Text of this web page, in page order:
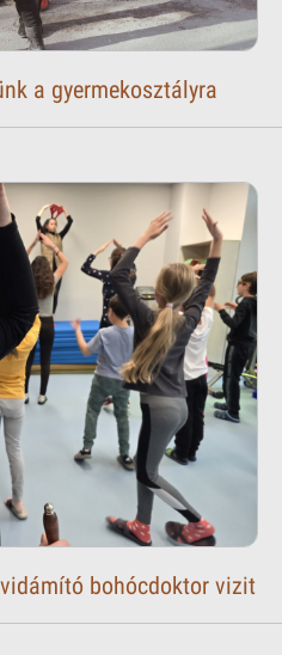
a gyermekosztályra
bohócdoktor vizit